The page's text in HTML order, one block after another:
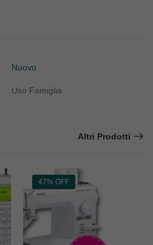
Nuovo
Uso Famiglia
Altri Prodotti
47% OFF